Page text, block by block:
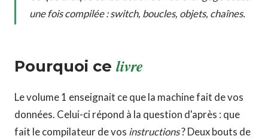
une fois compilée : switch, boucles, objets, chaînes.
Pourquoi ce livre
Le volume 1 enseignait ce que la machine fait de vos
données. Celui-ci répond à la question d'après : que
fait le compilateur de vos instructions? Deux bouts de